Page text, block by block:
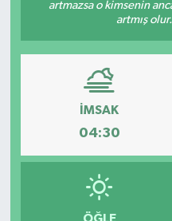
artmazsa o kimsenin
artmış
İMSAK
04:30
ÖĞLE
Duyurular
Teknoloji
Yerel Haber
Tarım-Gıda
Sektörel